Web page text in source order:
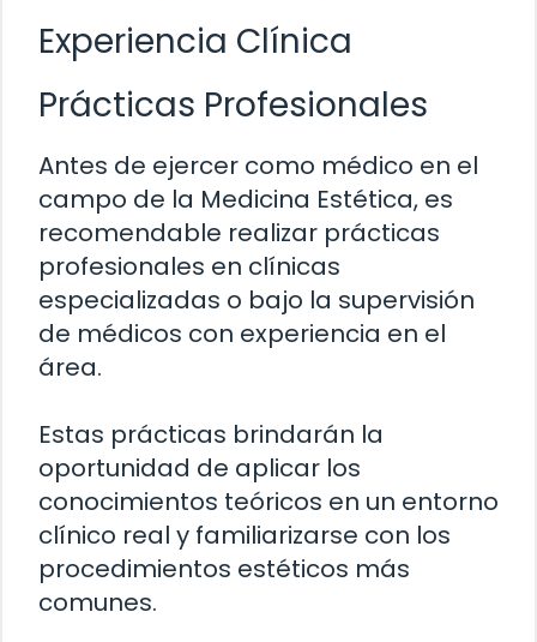
Experiencia Clínica
Prácticas Profesionales
Antes de ejercer como médico en el
campo de la Medicina Estética, es
recomendable realizar prácticas
profesionales en clínicas
especializadas o bajo la supervisión
de médicos con experiencia en el
área.
Estas prácticas brindarán la
oportunidad de aplicar los
conocimientos teóricos en un entorno
clínico real y familiarizarse con los
procedimientos estéticos más
comunes.